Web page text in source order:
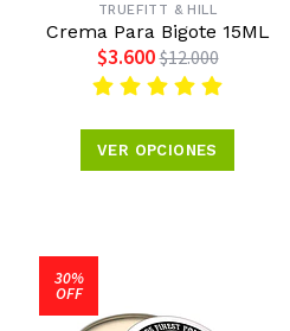
TRUEFITT & HILL
Crema Para Bigote 15ML
$3.600 $12.000
VER OPCIONES
30%
OFF